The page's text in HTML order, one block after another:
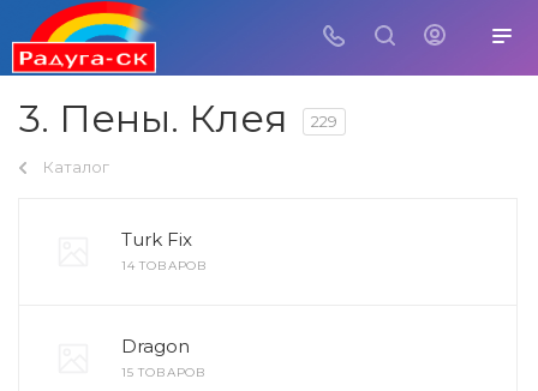
3. Пены. Клея 229
Каталог
Turk Fix
14 ТОВАРОВ
Dragon
15 ТОВАРОВ